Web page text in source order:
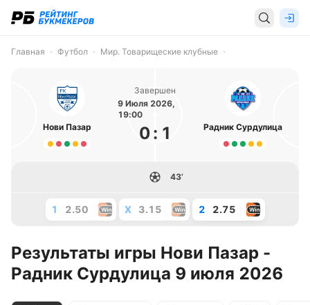
Главная Футбол Мир. Товарищеские клубные
Нови Пазар
Завершен
9 Июля 2026,
19:00
0: 1 Радник Сурдулица
43’
1 2.50 X 3.15 2 2.75
Результаты игры Нови Пазар -
Радник Сурдулица 9 июля 2026